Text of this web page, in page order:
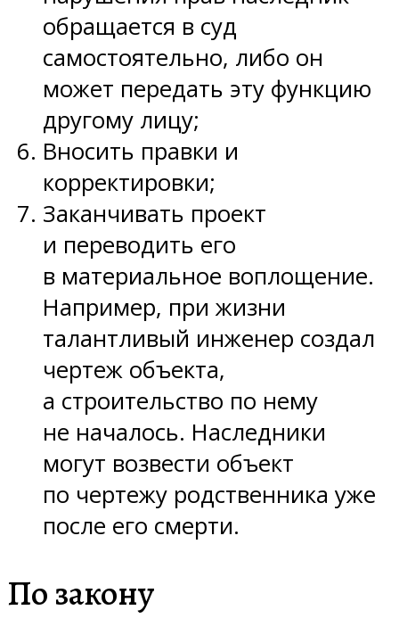
обращается в суд
самостоятельно, либо он
может передать эту функцию
другому лицу;
Вносить правки и
корректировки;
Заканчивать проект
и переводить его
в материальное воплощение.
Например, при жизни
талантливый инженер создал
чертеж объекта,
а строительство по нему
не началось. Наследники
могут возвести объект
по чертежу родственника уже
после его смерти.
По закону